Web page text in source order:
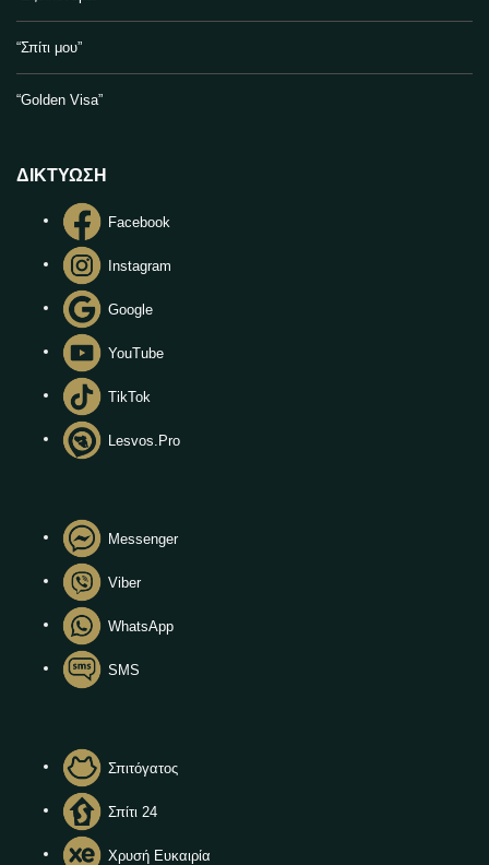
“Σπίτι μου”
“Golden Visa”
ΔΙΚΤΥΩΣΗ
Facebook
Instagram
Google
YouTube
TikTok
Lesvos.Pro
Messenger
Viber
WhatsApp
SMS
Σπιτόγατος
Σπίτι 24
Χρυσή Ευκαιρία